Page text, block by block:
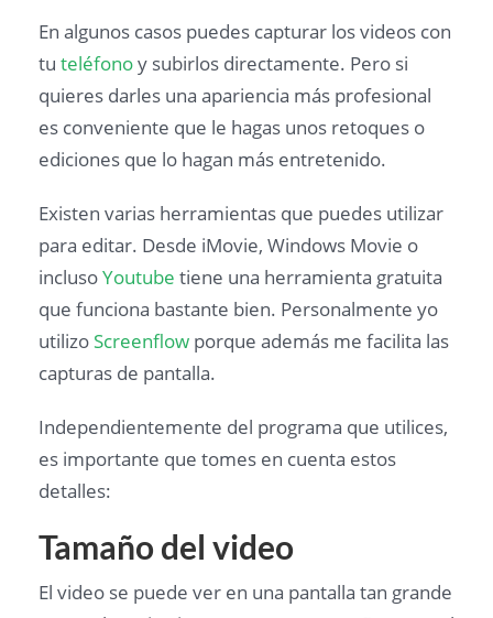
En algunos casos puedes capturar los videos con
tu teléfonoy subirlos directamente. Pero si
quieres darles una apariencia más profesional
es conveniente que le hagas unos retoques o
ediciones que lo hagan más entretenido.
Existen varias herramientas que puedes utilizar
para editar. Desde iMovie, Windows Movie o
inclusoYoutube tiene una herramienta gratuita
que funciona bastante bien. Personalmente yo
utilizoScreenflow porque además me facilita las
capturas de pantalla.
Independientemente del programa que utilices,
es importante que tomes en cuenta estos
detalles:
Tamaño del video
El video se puede ver en una pantalla tan grande